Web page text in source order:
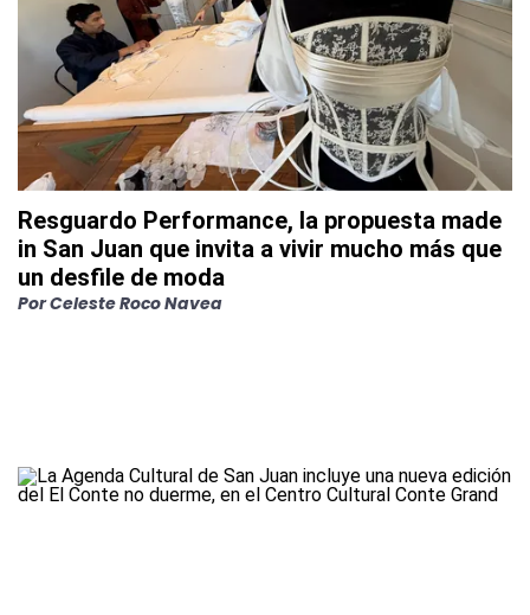
Resguardo Performance, la propuesta made
in San Juan que invita a vivir mucho más que
un desfile de moda
PorCeleste Roco Navea